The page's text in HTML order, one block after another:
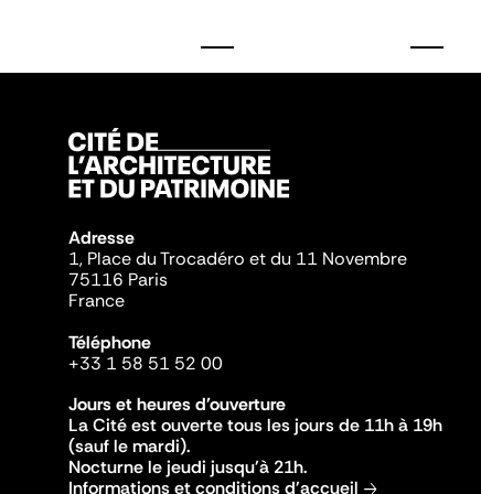
Adresse
1, Place du Trocadéro et du 11 Novembre
75116 Paris
France
Téléphone
+33 1 58 51 52 00
Jours et heures d'ouverture
La Cité est ouverte tous les jours de 11h à 19h
(sauf le mardi).
Nocturne le jeudi jusqu'à 21h.
Informations et conditions d'accueil